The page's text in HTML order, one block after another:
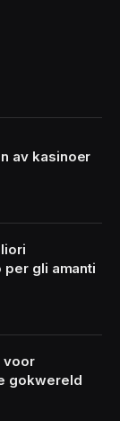
av kasinoer
gli amanti
voor
gokwereld